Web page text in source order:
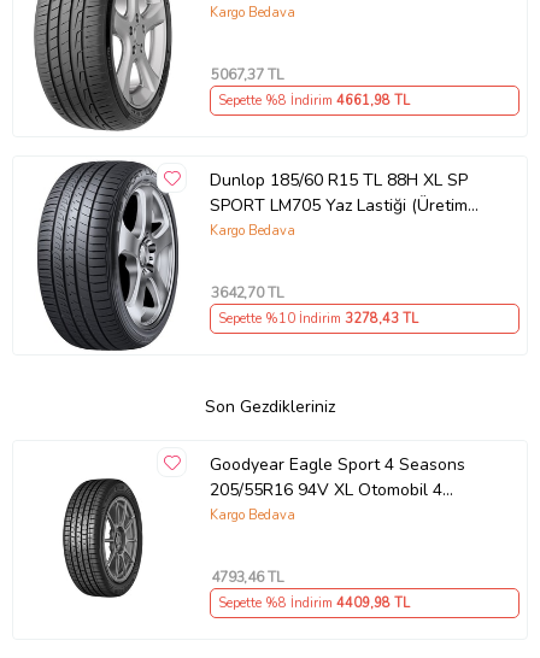
Kargo Bedava
5067,37 TL
Sepette %8 İndirim 4661,98 TL
Dunlop 185/60 R15 TL 88H XL SP
SPORT LM705 Yaz Lastiği (Üretim
Tarihi:2026)
Kargo Bedava
3642,70 TL
Sepette %10 İndirim 3278,43 TL
Son Gezdikleriniz
Goodyear Eagle Sport 4 Seasons
205/55R16 94V XL Otomobil 4
Mevsim Lastiği (Üretim Yılı: 2026)
Kargo Bedava
4793,46 TL
Sepette %8 İndirim 4409,98 TL